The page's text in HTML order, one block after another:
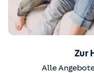
Zur
Alle